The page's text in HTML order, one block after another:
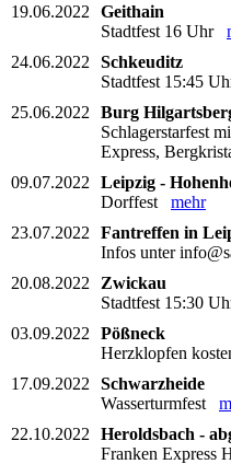
19.06.2022
Geithain
Stadtfest 16 Uhr
24.06.2022
Schkeuditz
Stadtfest 15:45
25.06.2022
Burg
Schlagerstarfest
Express,
09.07.2022
Leipzig -
Dorffest mehr
23.07.2022
Fantreffen in
Infos unter
20.08.2022
Zwickau
Stadtfest 15:30
03.09.2022
Pößneck
Herzklopfen
17.09.2022
Schwarzheide
Wasserturmfest
22.10.2022
Heroldsbach -
Franken Express